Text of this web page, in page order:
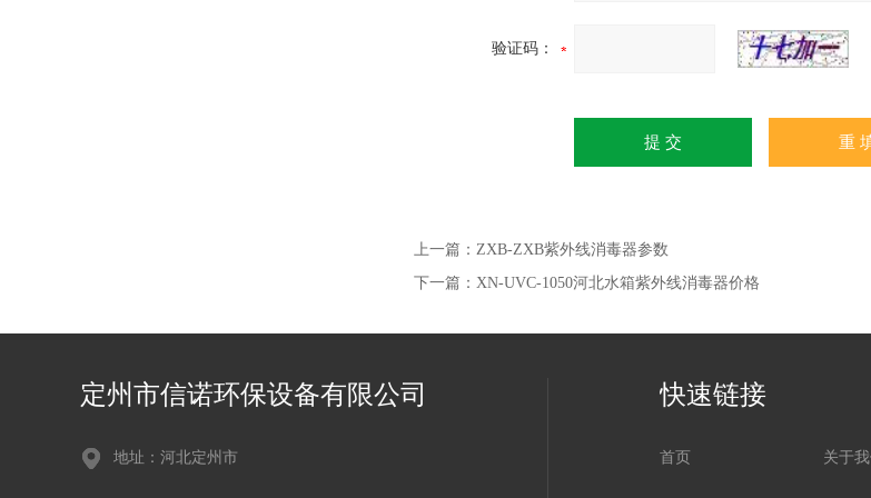
验证码：
上一篇： ZXB-ZXB紫外线消毒器参数
下一篇： XN-UVC-1050河北水箱紫外线消毒器价格
定州市信诺环保设备有限公司
地址：河北定州市
快速链接
首页 关于